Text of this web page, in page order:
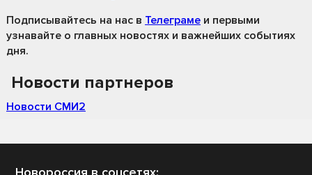
Подписывайтесь на нас в Телеграме и первыми
узнавайте о главных новостях и важнейших событиях
дня.
Новости партнеров
Новости СМИ2